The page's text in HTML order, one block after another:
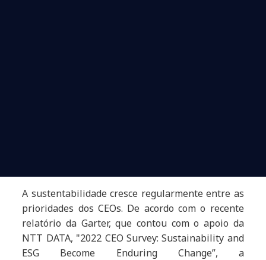
A sustentabilidade cresce regularmente entre as
prioridades dos CEOs. De acordo com o recente
relatório da Garter, que contou com o apoio da
NTT DATA, "2022 CEO Survey: Sustainability and
ESG Become Enduring Change”, a